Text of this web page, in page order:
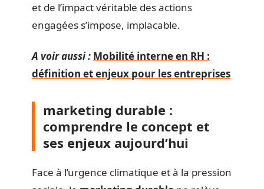
et de l’impact véritable des actions
engagées s’impose, implacable.
A voir aussi : Mobilité interne en RH :
définition et enjeux pour les entreprises
marketing durable :
comprendre le concept et
ses enjeux aujourd’hui
Face à l’urgence climatique et à la pression